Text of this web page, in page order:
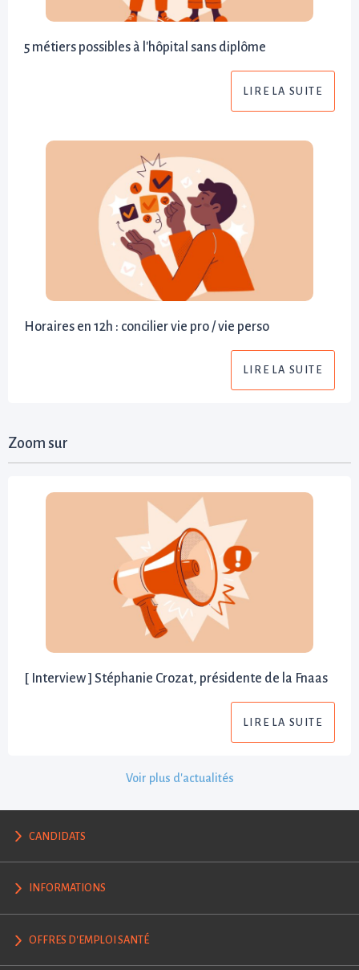
5 métiers possibles à l'hôpital sans diplôme
LIRE LA SUITE
Horaires en 12h : concilier vie pro / vie perso
LIRE LA SUITE
Zoom sur
[ Interview ] Stéphanie Crozat, présidente de la Fnaas
LIRE LA SUITE
Voir plus d'actualités
CANDIDATS
INFORMATIONS
OFFRES D'EMPLOI SANTÉ